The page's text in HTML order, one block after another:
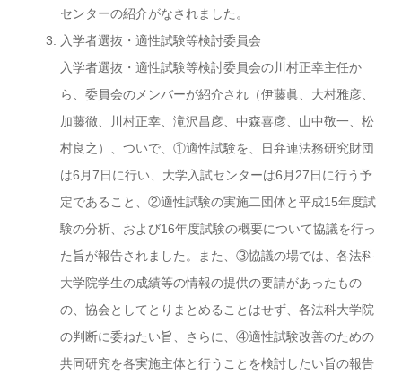
センターの紹介がなされました。
入学者選抜・適性試験等検討委員会
入学者選抜・適性試験等検討委員会の川村正幸主任か
ら、委員会のメンバーが紹介され（伊藤眞、大村雅彦、
加藤徹、川村正幸、滝沢昌彦、中森喜彦、山中敬一、松
村良之）、ついで、①適性試験を、日弁連法務研究財団
は6月7日に行い、大学入試センターは6月27日に行う予
定であること、②適性試験の実施二団体と平成15年度試
験の分析、および16年度試験の概要について協議を行っ
た旨が報告されました。また、③協議の場では、各法科
大学院学生の成績等の情報の提供の要請があったもの
の、協会としてとりまとめることはせず、各法科大学院
の判断に委ねたい旨、さらに、④適性試験改善のための
共同研究を各実施主体と行うことを検討したい旨の報告